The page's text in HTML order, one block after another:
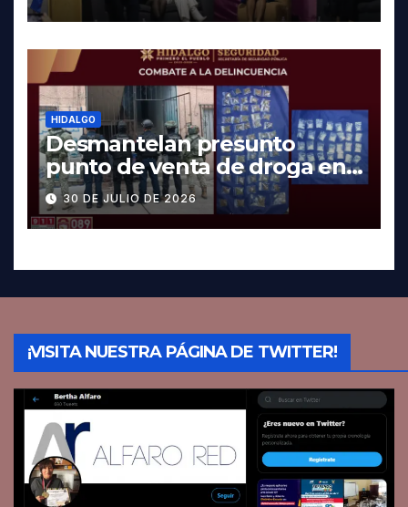
HIDALGO
Desmantelan presunto
punto de venta de droga en
Pachuca; hay dos detenidos
30 DE JULIO DE 2026
¡VISITA NUESTRA PÁGINA DE TWITTER!